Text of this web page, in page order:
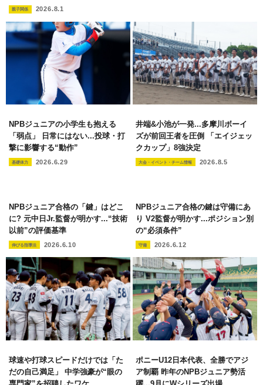
親子関係 2026.8.1
NPBジュニアの小学生も抱える
「弱点」 日常にはない...投球・打
撃に影響する“動作”
基礎体力 2026.6.29
井端&小池が一発...多摩川ボーイ
ズが前回王者を圧倒 「エイジェッ
クカップ」8強決定
大会・イベント・チーム情報 2026.8.5
NPBジュニア合格の「鍵」はどこ
に? 元中日Jr.監督が明かす...“技術
以前”の評価基準
伸びる指導法 2026.6.10
NPBジュニア合格の鍵は守備にあ
り V2監督が明かす...ポジション別
の“必須条件”
守備 2026.6.12
球速や打球スピードだけでは「た
だの自己満足」 中学強豪が“眼の
ポニーU12日本代表、全勝でアジ
ア制覇 昨年のNPBジュニア勢活